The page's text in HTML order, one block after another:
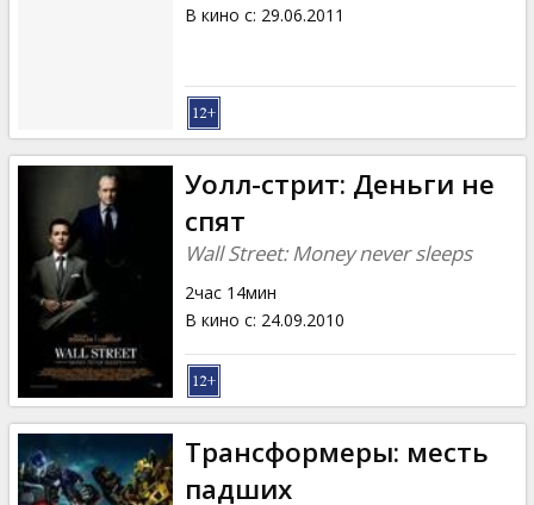
В кино с: 29.06.2011
Уолл-стрит: Деньги не
спят
Wall Street: Money never sleeps
2час 14мин
В кино с: 24.09.2010
Трансформеры: месть
падших